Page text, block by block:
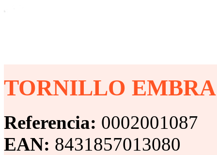
TORNILLO
Referencia: 0002001087
EAN: 8431857013080